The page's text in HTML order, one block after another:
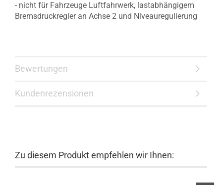
- nicht für Fahrzeuge Luftfahrwerk, lastabhängigem
Bremsdruckregler an Achse 2 und Niveauregulierung
Bewertungen
Kundenrezensionen
Zu diesem Produkt empfehlen wir Ihnen: